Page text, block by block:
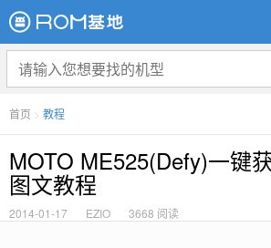
首页 > 教程
MOTO ME525(Defy)一键
图文教程
2014-01-17 EZIO 3668 阅读